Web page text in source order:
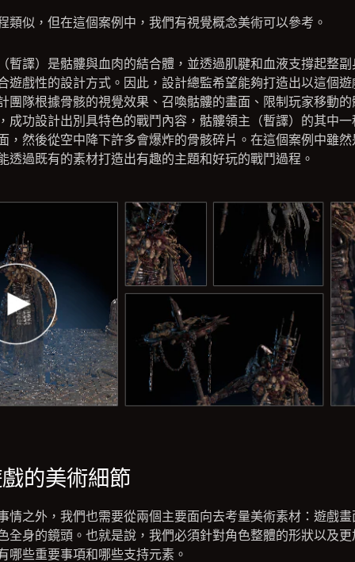
類似，但在這個案例中，我們有視覺概念美術可以參考。
暫譯）是骷髏與血肉的結合體，並透過肌腱和血液支撐起整
遊戲性的設計方式。因此，設計總監希望能夠打造出以這個
團隊根據骨骸的視覺效果、召喚骷髏的畫面、限制玩家移動
成功設計出別具特色的戰鬥內容，骷髏領主（暫譯）的其中
，然後從空中降下許多會爆炸的骨骸碎片。在這個案例中雖
透過既有的素材打造出有趣的主題和好玩的戰鬥過程。
的美術細節
情之外，我們也需要從兩個主要面向去考量美術素材：遊戲
全身的鏡頭。也就是說，我們必須針對角色整體的形狀以及
哪些重要事項和哪些支持元素。